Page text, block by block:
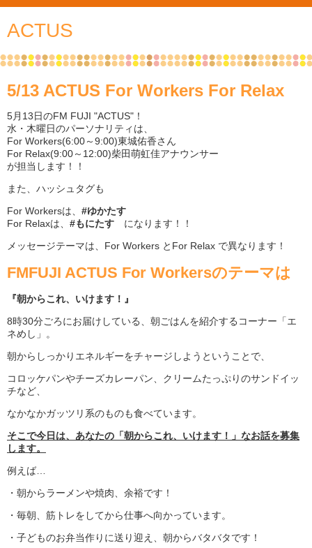
ACTUS
5/13 ACTUS For Workers For Relax
5月13日のFM FUJI "ACTUS"！
水・木曜日のパーソナリティは、
For Workers(6:00～9:00)東城佑香さん
For Relax(9:00～12:00)柴田萌虹佳アナウンサー
が担当します！！
また、ハッシュタグも
For Workersは、 #ゆかたす
For Relaxは、 #もにたす になります！！
メッセージテーマは、For Workers とFor Relax で異なります！
FMFUJI ACTUS For Workersのテーマは
『朝からこれ、いけます！』
8時30分ごろにお届けしている、朝ごはんを紹介するコーナー「エ
ネめし」。
朝からしっかりエネルギーをチャージしようということで、
コロッケパンやチーズカレーパン、クリームたっぷりのサンドイッ
チなど、
なかなかガッツリ系のものも食べています。
そこで今日は、あなたの「朝からこれ、いけます！」なお話を募集
します。
例えば…
・朝からラーメンや焼肉、余裕です！
・毎朝、筋トレをしてから仕事へ向かっています。
・子どものお弁当作りに送り迎え、朝からバタバタです！